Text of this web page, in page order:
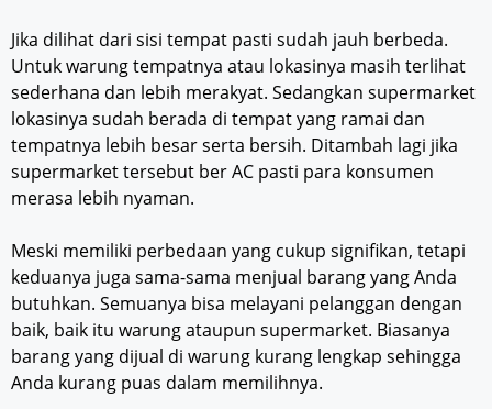
Jika dilihat dari sisi tempat pasti sudah jauh berbeda.
Untuk warung tempatnya atau lokasinya masih terlihat
sederhana dan lebih merakyat. Sedangkan supermarket
lokasinya sudah berada di tempat yang ramai dan
tempatnya lebih besar serta bersih. Ditambah lagi jika
supermarket tersebut ber AC pasti para konsumen
merasa lebih nyaman.
Meski memiliki perbedaan yang cukup signifikan, tetapi
keduanya juga sama-sama menjual barang yang Anda
butuhkan. Semuanya bisa melayani pelanggan dengan
baik, baik itu warung ataupun supermarket. Biasanya
barang yang dijual di warung kurang lengkap sehingga
Anda kurang puas dalam memilihnya.